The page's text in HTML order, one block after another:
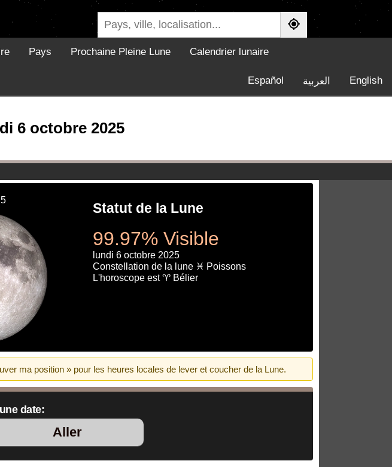
Pays Prochaine Pleine Lune Calendrier lunaire
English العربية Español
6 octobre 2025
Statut de la Lune
99.97% Visible
lundi 6 octobre 2025
Constellation de la lune ♓ Poissons
L'horoscope est ♈ Bélier
ma position » pour les heures locales de lever et coucher de la Lune.
date:
Aller